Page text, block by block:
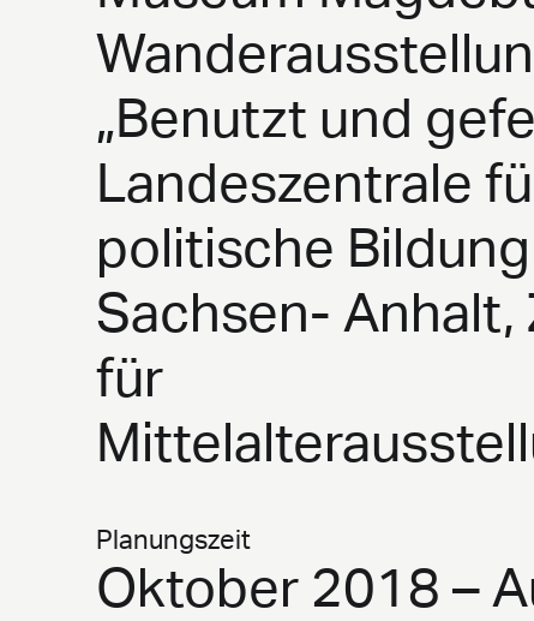
„Benutzt und
Landeszentrale
politische
Sachsen- Anhalt,
für
Planungszeit
Oktober 2018 –